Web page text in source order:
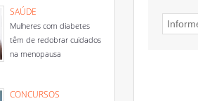
SAÚDE
Mulheres com diabetes
têm de redobrar cuidados
na menopausa
CONCURSOS